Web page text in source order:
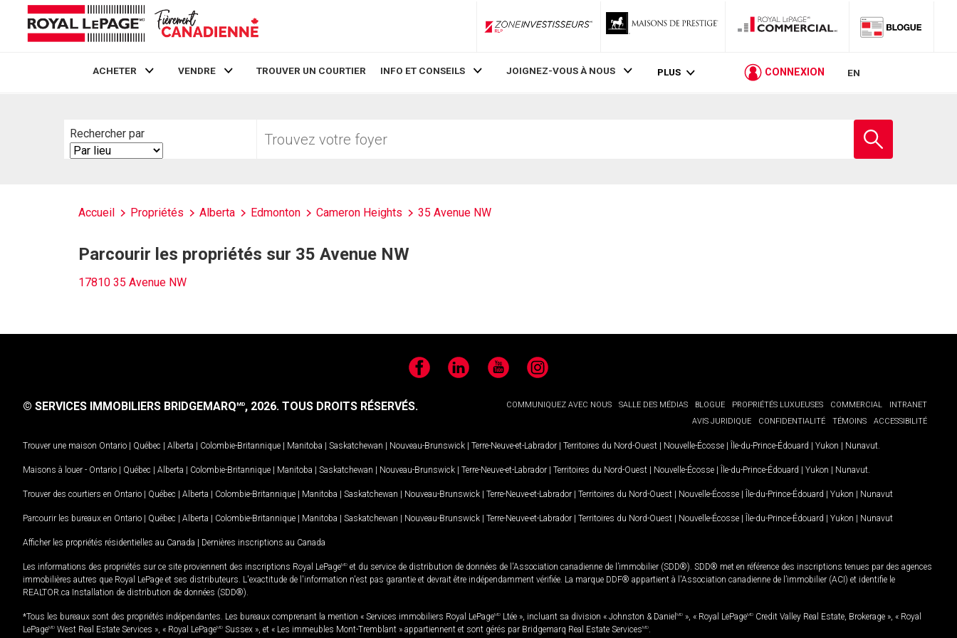
ZoneInvestisseurs RLP
ACHETER VENDRE TROUVER UN COURTIER INFO ET CONSEILS JOIGNEZ-VOUS À NOUS PLUS CONNEXION EN
Rechercher par
Search
By
votre
Accueil Propriétés Alberta Edmonton Cameron Heights 35 Avenue NW
Parcourir les propriétés sur 35 Avenue NW
17810 35 Avenue NW
FacebookLinkedIn YouTubeInstagram
COMMUNIQUEZ AVEC NOUS SALLE DES MÉDIAS BLOGUE PROPRIÉTÉS LUXUEUSES COMMERCIAL
INTRANET
AVIS JURIDIQUE
CONFIDENTIALITÉ TÉMOINS ACCESSIBILITÉ
© SERVICES IMMOBILIERS BRIDGEMARQMD, 2026. TOUS DROITS RÉSERVÉS.
Trouver une maison Ontario | Québec | Alberta | Colombie-Britannique | Manitoba | Saskatchewan | Nouveau-Brunswick | Terre-Neuve-et-Labrador | Territoires du Nord-Ouest | Nouvelle-Écosse | Île-du-Prince-Édouard | Yukon | Nunavut
Maisons à louer - Ontario | Québec | Alberta | Colombie-Britannique | Manitoba | Saskatchewan | Nouveau-Brunswick | Terre-Neuve-et-Labrador | Territoires du Nord-Ouest | Nouvelle-Écosse | Île-du-Prince-Édouard | Yukon | Nunavut
Trouver des courtiers en Ontario | Québec | Alberta | Colombie-Britannique | Manitoba | Saskatchewan | Nouveau-Brunswick | Terre-Neuve-et-Labrador | Territoires du Nord-Ouest | Nouvelle-Écosse | Île-du-Prince-Édouard | Yukon | Nunavut
Parcourir les bureaux en Ontario | Québec | Alberta | Colombie-Britannique | Manitoba | Saskatchewan | Nouveau-Brunswick | Terre-Neuve-et-Labrador | Territoires du Nord-Ouest | Nouvelle-Écosse | Île-du-Prince-Édouard | Yukon | Nunavut
Afficher les propriétés résidentielles au Canada | Dernières inscriptions au Canada
Les informations des propriétés sur ce site proviennent des inscriptions Royal LePageMD et du service de distribution de données de l'Association canadienne de l’immobilier (SDD®). SDD® met en référence des inscriptions tenues par des agences
immobilières autres que Royal LePage et ses distributeurs. L'exactitude de l'information n'est pas garantie et devrait être indépendamment vérifiée. La marque DDF® appartient à l'Association canadienne de l’immobilier (ACI) et identifie le
REALTOR.ca Installation de distribution de données (SDD®).
*Tous les bureaux sont des propriétés indépendantes. Les bureaux comprenant la mention « Services immobiliers Royal LePageMD Ltée », incluant sa division « Johnston & Daniel MD », « Royal LePageMD Credit Valley Real Estate, Brokerage », « Royal
LePageMD West Real Estate Services », « Royal LePageMD Sussex », et « Les immeubles Mont-Tremblant » appartiennent et sont gérés par Bridgemarq Real Estate ServicesMD